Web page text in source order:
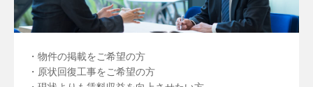
・物件の掲載をご希望の方
・原状回復工事をご希望の方